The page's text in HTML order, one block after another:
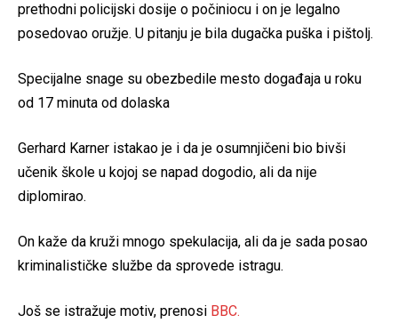
prethodni policijski dosije o počiniocu i on je legalno
posedovao oružje. U pitanju je bila dugačka puška i pištolj.
Specijalne snage su obezbedile mesto događaja u roku
od 17 minuta od dolaska
Gerhard Karner istakao je i da je osumnjičeni bio bivši
učenik škole u ​​kojoj se napad dogodio, ali da nije
diplomirao.
On kaže da kruži mnogo spekulacija, ali da je sada posao
kriminalističke službe da sprovede istragu.
Još se istražuje motiv, prenosi BBC.